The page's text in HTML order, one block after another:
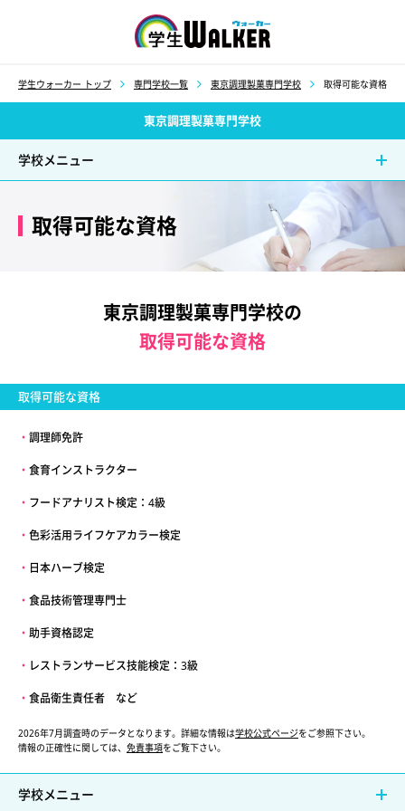
学生ウォーカー トップ 専門学校一覧 東京調理製菓専門学校 取得可能な資格
東京調理製菓専門学校
学校メニュー
取得可能な資格
東京調理製菓専門学校の
取得可能な資格
取得可能な資格
・ 調理師免許
・ 食育インストラクター
・ フードアナリスト検定：4級
・ 色彩活用ライフケアカラー検定
・ 日本ハーブ検定
・ 食品技術管理専門士
・ 助手資格認定
・ レストランサービス技能検定：3級
・ 食品衛生責任者 など
2026年7月調査時のデータとなります。詳細な情報は学校公式ページをご参照下さい。
情報の正確性に関しては、 免責事項をご覧下さい。
学校メニュー